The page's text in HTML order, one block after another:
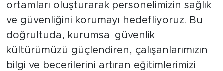
ortamları oluşturarak personelimizin sağlık
ve güvenliğini korumayı hedefliyoruz. Bu
doğrultuda, kurumsal güvenlik
kültürümüzü güçlendiren, çalışanlarımızın
bilgi ve becerilerini artıran eğitimlerimizi